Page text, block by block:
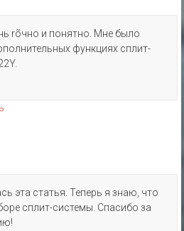
rõчно и понятно. Мне было
функциях сплит-
эта статья. Теперь я знаю, что
сплит-системы. Спасибо за